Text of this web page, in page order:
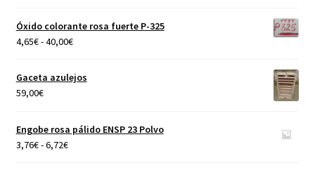
40,00€
Óxido colorante rosa fuerte P-325
4,65€-40,00€Rango
precios:
desde
40,00€
Gaceta azulejos
59,00€
Engobe rosa pálido ENSP 23 Polvo
3,76€-6,72€Rango